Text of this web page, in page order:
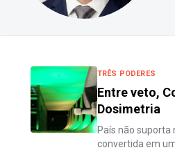
TRÊS PODERES
Entre veto,
Dosimetria
País não
convertida em